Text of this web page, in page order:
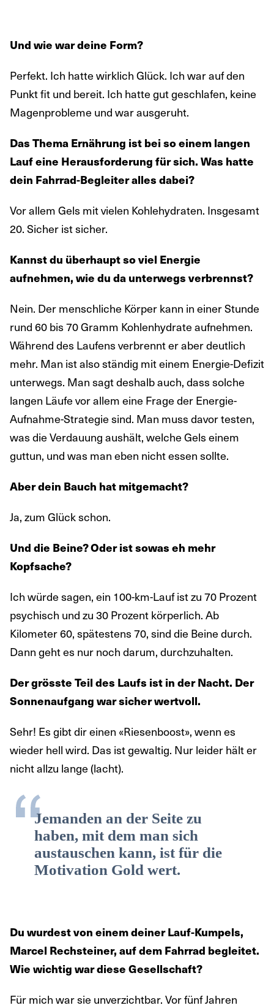
Und wie war deine Form?
Perfekt. Ich hatte wirklich Glück. Ich war auf den
Punkt fit und bereit. Ich hatte gut geschlafen, keine
Magenprobleme und war ausgeruht.
Das Thema Ernährung ist bei so einem langen
Lauf eine Herausforderung für sich. Was hatte
dein Fahrrad-Begleiter alles dabei?
Vor allem Gels mit vielen Kohlehydraten. Insgesamt
20. Sicher ist sicher.
Kannst du überhaupt so viel Energie
aufnehmen, wie du da unterwegs verbrennst?
Nein. Der menschliche Körper kann in einer Stunde
rund 60 bis 70 Gramm Kohlenhydrate aufnehmen.
Während des Laufens verbrennt er aber deutlich
mehr. Man ist also ständig mit einem Energie-Defizit
unterwegs. Man sagt deshalb auch, dass solche
langen Läufe vor allem eine Frage der Energie-
Aufnahme-Strategie sind. Man muss davor testen,
was die Verdauung aushält, welche Gels einem
guttun, und was man eben nicht essen sollte.
Aber dein Bauch hat mitgemacht?
Ja, zum Glück schon.
Und die Beine? Oder ist sowas eh mehr
Kopfsache?
Ich würde sagen, ein 100-km-Lauf ist zu 70 Prozent
psychisch und zu 30 Prozent körperlich. Ab
Kilometer 60, spätestens 70, sind die Beine durch.
Dann geht es nur noch darum, durchzuhalten.
Der grösste Teil des Laufs ist in der Nacht. Der
Sonnenaufgang war sicher wertvoll.
Sehr! Es gibt dir einen «Riesenboost», wenn es
wieder hell wird. Das ist gewaltig. Nur leider hält er
nicht allzu lange (lacht).
Jemanden an der Seite zu
haben, mit dem man sich
austauschen kann, ist für die
Motivation Gold wert.
Du wurdest von einem deiner Lauf-Kumpels,
Marcel Rechsteiner, auf dem Fahrrad begleitet.
Wie wichtig war diese Gesellschaft?
Für mich war sie unverzichtbar. Vor fünf Jahren